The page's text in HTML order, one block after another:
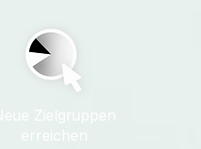
Neue Zielgruppen
erreichen